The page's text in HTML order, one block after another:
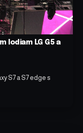
lodiam LG G5 a
S7 a S7 edge s